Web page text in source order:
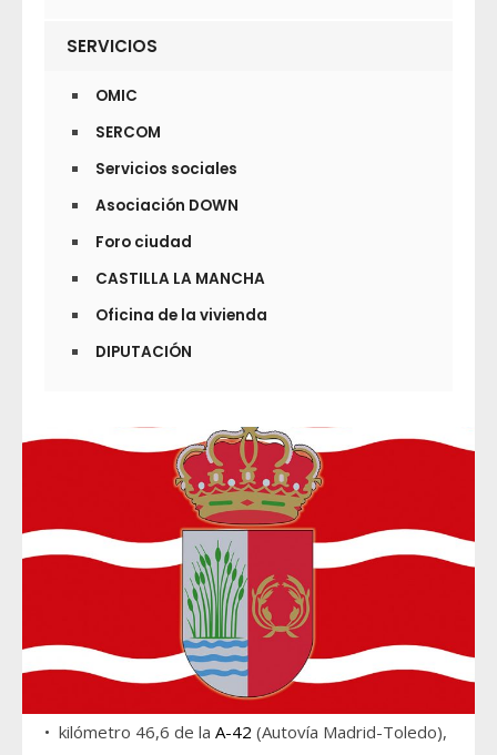
SERVICIOS
OMIC
SERCOM
Servicios sociales
Asociación DOWN
Foro ciudad
CASTILLA LA MANCHA
Oficina de la vivienda
DIPUTACIÓN
• kilómetro 46,6 de la A-42 (Autovía Madrid-Toledo),